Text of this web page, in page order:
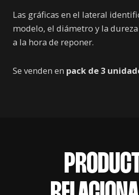
Las gráficas en el lateral
modelo, el diámetro y la
a la hora de reponer.
Se venden en pack de 3